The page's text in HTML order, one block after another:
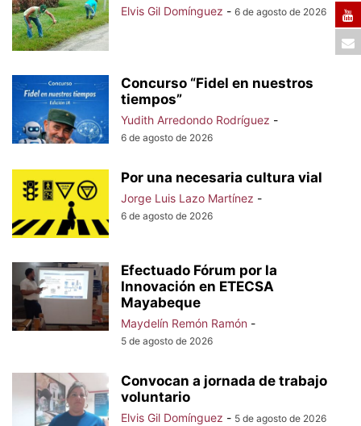
Elvis Gil Domínguez - 6 de agosto de 2026
Concurso “Fidel en nuestros
tiempos”
Yudith Arredondo Rodríguez -
6 de agosto de 2026
Por una necesaria cultura vial
Jorge Luis Lazo Martínez -
6 de agosto de 2026
Efectuado Fórum por la
Innovación en ETECSA
Mayabeque
Maydelín Remón Ramón -
5 de agosto de 2026
Convocan a jornada de trabajo
voluntario
Elvis Gil Domínguez - 5 de agosto de 2026